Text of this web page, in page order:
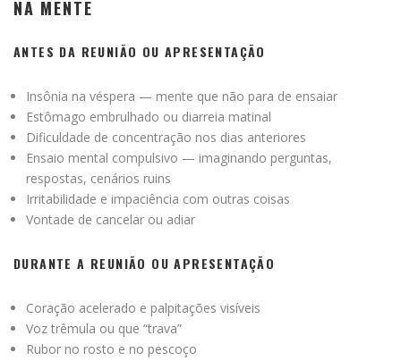
NA MENTE
ANTES DA REUNIÃO OU APRESENTAÇÃO
Insônia na véspera — mente que não para de ensaiar
Estômago embrulhado ou diarreia matinal
Dificuldade de concentração nos dias anteriores
Ensaio mental compulsivo — imaginando perguntas,
respostas, cenários ruins
Irritabilidade e impaciência com outras coisas
Vontade de cancelar ou adiar
DURANTE A REUNIÃO OU APRESENTAÇÃO
Coração acelerado e palpitações visíveis
Voz trêmula ou que “trava”
Rubor no rosto e no pescoço